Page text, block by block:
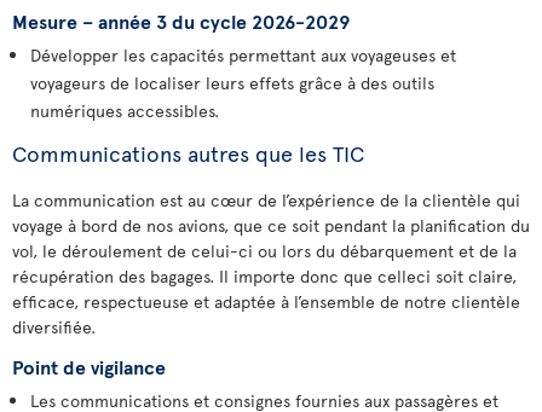
Mesure – année 3 du cycle 2026-2029
Développer les capacités permettant aux voyageuses et
voyageurs de localiser leurs effets grâce à des outils
numériques accessibles.
Communications autres que les TIC
La communication est au cœur de l’expérience de la clientèle qui
voyage à bord de nos avions, que ce soit pendant la planification du
vol, le déroulement de celui-ci ou lors du débarquement et de la
récupération des bagages. Il importe donc que celleci soit claire,
efficace, respectueuse et adaptée à l’ensemble de notre clientèle
diversifiée.
Point de vigilance
Les communications et consignes fournies aux passagères et